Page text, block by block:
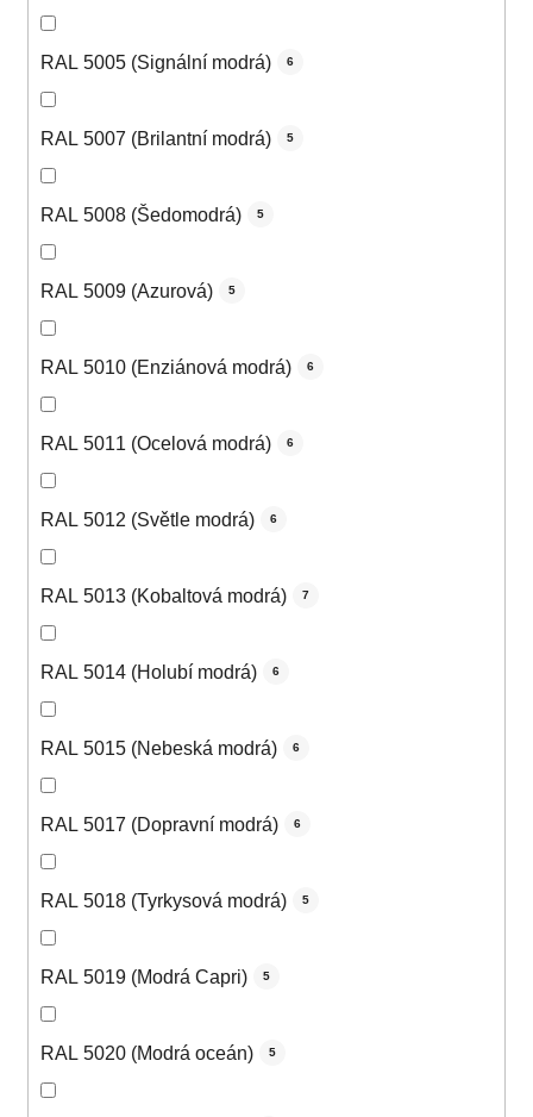
RAL 5005 (Signální modrá) 6
RAL 5007 (Brilantní modrá) 5
RAL 5008 (Šedomodrá) 5
RAL 5009 (Azurová) 5
RAL 5010 (Enziánová modrá) 6
RAL 5011 (Ocelová modrá) 6
RAL 5012 (Světle modrá) 6
RAL 5013 (Kobaltová modrá) 7
RAL 5014 (Holubí modrá) 6
RAL 5015 (Nebeská modrá) 6
RAL 5017 (Dopravní modrá) 6
RAL 5018 (Tyrkysová modrá) 5
RAL 5019 (Modrá Capri) 5
RAL 5020 (Modrá oceán) 5